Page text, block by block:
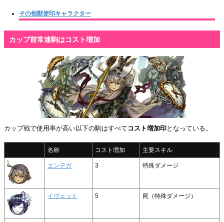
その他獣使印キャラクター
カップ前常連駒はコスト増加
カップ戦で使用率が高い以下の駒はすべて コスト増加印となっている。
名称 コスト増加 主要スキル
エンデガ 3 特殊ダメージ
イヴェット 5 罠（特殊ダメージ）